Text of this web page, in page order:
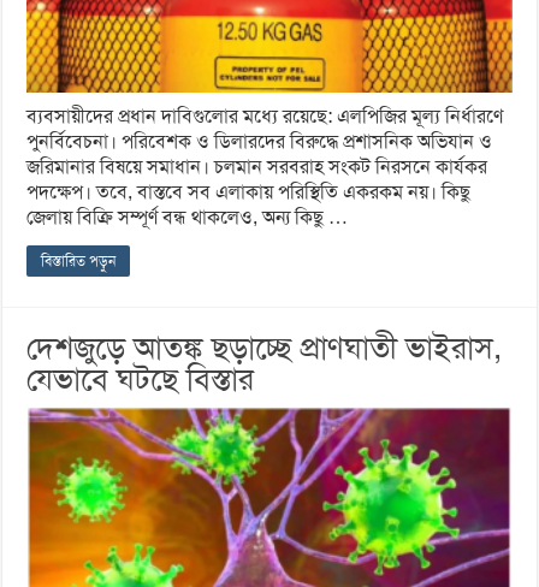
ব্যবসায়ীদের প্রধান দাবিগুলোর মধ্যে রয়েছে: এলপিজির মূল্য নির্ধারণে
পুনর্বিবেচনা। পরিবেশক ও ডিলারদের বিরুদ্ধে প্রশাসনিক অভিযান ও
জরিমানার বিষয়ে সমাধান। চলমান সরবরাহ সংকট নিরসনে কার্যকর
পদক্ষেপ। তবে, বাস্তবে সব এলাকায় পরিস্থিতি একরকম নয়। কিছু
জেলায় বিক্রি সম্পূর্ণ বন্ধ থাকলেও, অন্য কিছু …
বিস্তারিত পড়ুন
দেশজুড়ে আতঙ্ক ছড়াচ্ছে প্রাণঘাতী ভাইরাস,
যেভাবে ঘটছে বিস্তার